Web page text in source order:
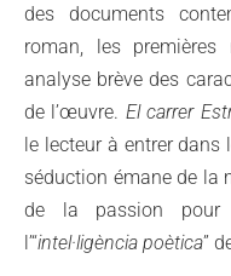
des documents
roman, les
analyse brève des
de l’œuvre. El carrer
le lecteur à entrer dans
séduction émane de la
de la passion pour
l’“intel·ligència poètica”